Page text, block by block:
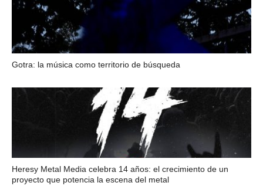
Gotra: la música como territorio de búsqueda
Heresy Metal Media celebra 14 años: el crecimiento de un
proyecto que potencia la escena del metal